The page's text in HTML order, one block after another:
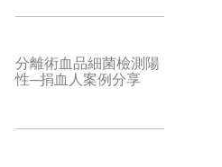
分離術血品細菌檢測陽
性─捐血人案例分享